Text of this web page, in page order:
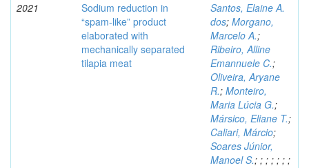
2021
Sodium reduction in
“spam-like” product
elaborated with
mechanically separated
tilapia meat
Santos, Elaine A.
dos; Morgano,
Marcelo A.;
Ribeiro, Alline
Emannuele C.;
Oliveira, Aryane
R.; Monteiro,
Maria Lúcia G.;
Mársico, Eliane T.;
Caliari, Márcio;
Soares Júnior,
Manoel S.; ; ; ; ; ; ;